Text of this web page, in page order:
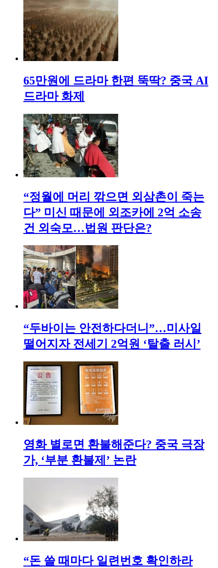
65만원에 드라마 한편 뚝딱? 중국 AI
드라마 화제
“정월에 머리 깎으면 외삼촌이 죽는
다” 미신 때문에 외조카에 2억 소송
건 외숙모…법원 판단은?
“두바이는 안전하다더니”…미사일
떨어지자 전세기 2억원 ‘탈출 러시’
영화 별로면 환불해준다? 중국 극장
가, ‘부분 환불제’ 논란
“돈 쓸 때마다 일련번호 확인하라